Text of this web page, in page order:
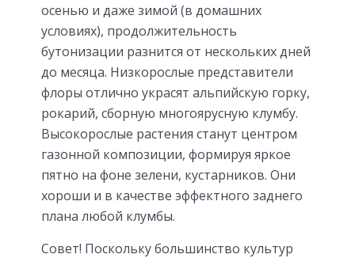
осенью и даже зимой (в домашних
условиях), продолжительность
бутонизации разнится от нескольких дней
до месяца. Низкорослые представители
флоры отлично украсят альпийскую горку,
рокарий, сборную многоярусную клумбу.
Высокорослые растения станут центром
газонной композиции, формируя яркое
пятно на фоне зелени, кустарников. Они
хороши и в качестве эффектного заднего
плана любой клумбы.
Совет! Поскольку большинство культур